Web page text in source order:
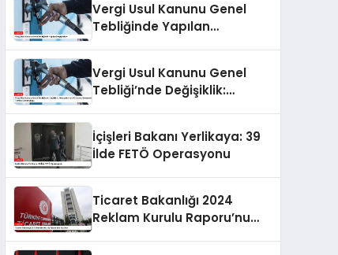
Vergi Usul Kanunu Genel
Tebliğinde Yapılan
Vergi Usul Kanunu Genel
Tebliği’nde Değişiklik:
Zorunluluğu
İçişleri Bakanı Yerlikaya: 39
İlde FETÖ Operasyonu
Ticaret Bakanlığı 2024
Reklam Kurulu Raporu’nu